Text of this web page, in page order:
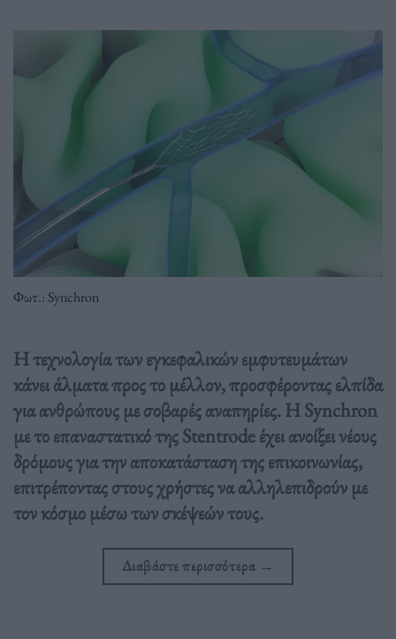
Φωτ.: Synchron
Η τεχνολογία των εγκεφαλικών εμφυτευμάτων
κάνει άλματα προς το μέλλον, προσφέροντας ελπίδα
για ανθρώπους με σοβαρές αναπηρίες. Η Synchron
με το επαναστατικό της Stentrode έχει ανοίξει νέους
δρόμους για την αποκατάσταση της επικοινωνίας,
επιτρέποντας στους χρήστες να αλληλεπιδρούν με
τον κόσμο μέσω των σκέψεών τους.
Διαβάστε περισσότερα →